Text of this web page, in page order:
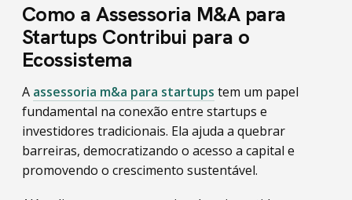
Como a Assessoria M&A para
Startups Contribui para o
Ecossistema
A assessoria m&a para startups tem um papel
fundamental na conexão entre startups e
investidores tradicionais. Ela ajuda a quebrar
barreiras, democratizando o acesso a capital e
promovendo o crescimento sustentável.